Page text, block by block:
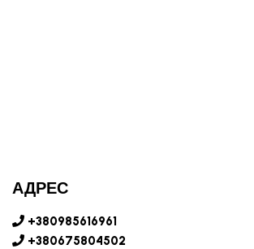
АДРЕС
+380985616961
+380675804502